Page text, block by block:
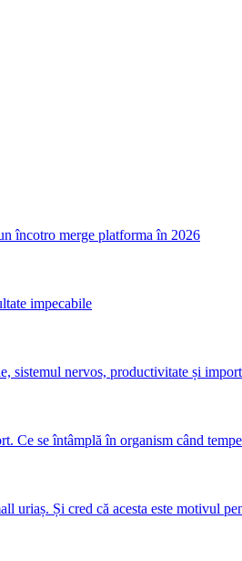
încotro merge platforma în 2026
impecabile
sistemul nervos, productivitate și
Ce se întâmplă în organism când
uriaș. Și cred că acesta este motivul